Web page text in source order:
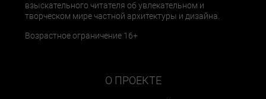
взыскательного читателя об увлекательном и
творческом мире частной архитектуры и дизайна.
Возрастное ограничение 16+
О ПРОЕКТЕ